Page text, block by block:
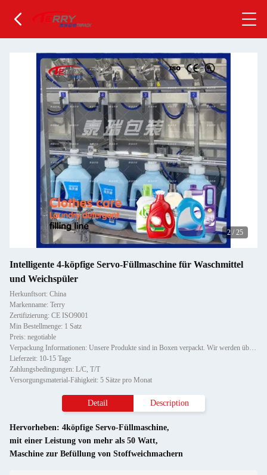
2 / 25
Intelligente 4-köpfige Servo-Füllmaschine für Waschmittel
und Weichspüler
Herkunftsort: China
Markenname: Terry
Zertifizierung: CE ISO9001
Min Bestellmenge: 1 Satz
Preis: negotiable
Verpackung Informationen: Unsere Produkte sind in Boxen verpackt. Wir werden überprüfen, ob die Maschine funktionieren kann, b
Lieferzeit: 10-15 Tage
Zahlungsbedingungen: L/C, T/T
Versorgungsmaterial-Fähigkeit: 5 Sätze pro Monat
Detail Description
Hervorheben: 4köpfige Servo-Füllmaschine,
mit einer Leistung von mehr als 50 Watt,
Maschine zur Befüllung von Stoffweichmachern